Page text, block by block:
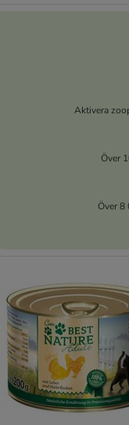
Aktivera
Över
Över 8